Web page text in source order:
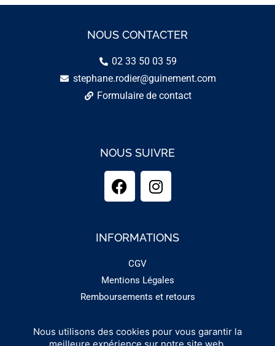
NOUS CONTACTER
02 33 50 03 59
stephane.rodier@guinement.com
Formulaire de contact
NOUS SUIVRE
INFORMATIONS
CGV
Mentions Légales
Remboursements et retours
Nous utilisons des cookies pour vous garantir la